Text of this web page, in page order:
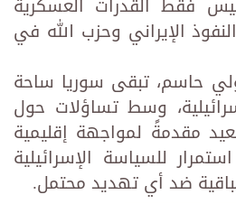
الإيراني وحزب الله في
حاسم، تبقى سوريا ساحة
وسط تساؤلات حول
مقدمةً لمواجهة إقليمية
للسياسة الإسرائيلية
ضد أي تهديد محتمل.